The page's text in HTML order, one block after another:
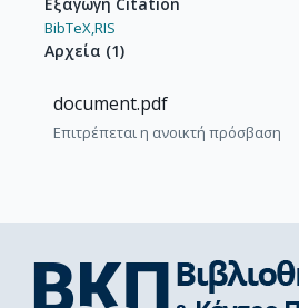
Εξαγωγή Citation
BibTeX,RIS
Αρχεία (1)
document.pdf
Επιτρέπεται η ανοικτή πρόσβαση